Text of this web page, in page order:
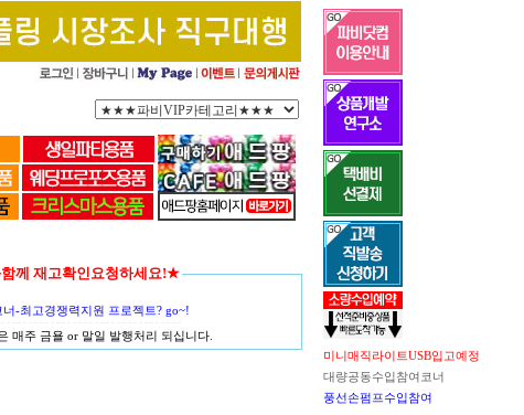
께 재고확인요청하세요!★
-최고경쟁력지원 프로젝트? go~!
매주 금욜 or 말일 발행처리 되십니다.
미니매직라이트USB입고예정
대량공동수입참여코너
풍선손펌프수입참여